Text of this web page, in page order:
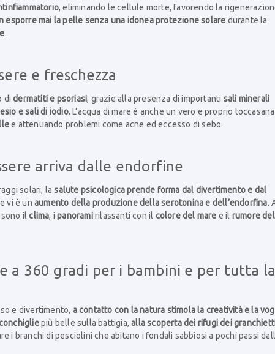
, eliminando le cellule morte, favorendo la
esporre mai la pelle senza una idonea protezione solare durante la
.
e freschezza
didermatiti e psoriasi, grazie alla presenza di importanti sali minerali
e sali di iodio. L’acqua di mare è anche un vero e proprio toccasana
e attenuando problemi come acne ed eccesso di sebo.
arriva dalle endorfine
solari, lasalute psicologica prende forma dal divertimento e dal
vi è un aumento della produzione della serotonina e dell’endorfina.
sono ilclima, ipanoramirilassanti con il colore del mare e il rumore
a 360 gradi per i bambini e per tutta la
e divertimento, a contatto con la natura stimola la creatività e la
più belle sulla battigia,alla scoperta dei rifugi dei
i branchi di pesciolini che abitano i fondali sabbiosi a pochi passi